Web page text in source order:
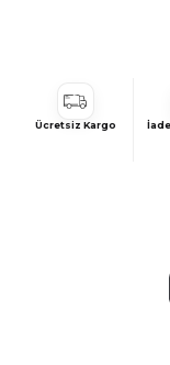
Ücretsiz Kargo